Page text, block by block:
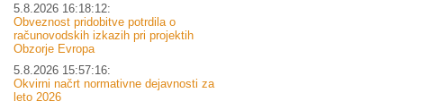
5.8.2026 16:18:12:
Obveznost pridobitve potrdila o
računovodskih izkazih pri projektih
Obzorje Evropa
5.8.2026 15:57:16:
Okvirni načrt normativne dejavnosti za
leto 2026